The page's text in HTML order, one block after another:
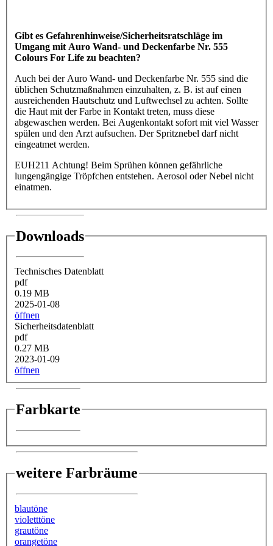
Gibt es Gefahrenhinweise/Sicherheitsratschläge im
Umgang mit Auro Wand- und Deckenfarbe Nr. 555
Colours For Life zu beachten?
Auch bei der Auro Wand- und Deckenfarbe Nr. 555 sind die
üblichen Schutzmaßnahmen einzuhalten, z. B. ist auf einen
ausreichenden Hautschutz und Luftwechsel zu achten. Sollte
die Haut mit der Farbe in Kontakt treten, muss diese
abgewaschen werden. Bei Augenkontakt sofort mit viel Wasser
spülen und den Arzt aufsuchen. Der Spritznebel darf nicht
eingeatmet werden.
EUH211 Achtung! Beim Sprühen können gefährliche
lungengängige Tröpfchen entstehen. Aerosol oder Nebel nicht
einatmen.
Downloads
Technisches Datenblatt
pdf
0.19 MB
2025-01-08
öffnen
Sicherheitsdatenblatt
pdf
0.27 MB
2023-01-09
öffnen
Farbkarte
weitere Farbräume
blautöne
violetttöne
grautöne
orangetöne